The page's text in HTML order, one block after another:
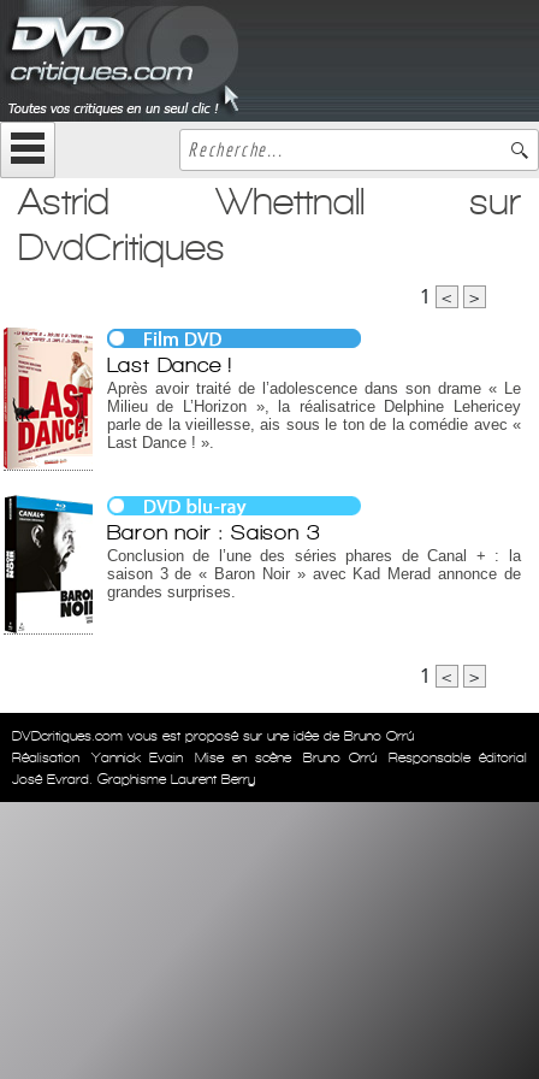
Astrid Whettnall sur
DvdCritiques
1 < >
Last Dance !
Après avoir traité de l’adolescence dans son drame « Le
Milieu de L’Horizon », la réalisatrice Delphine Lehericey
parle de la vieillesse, ais sous le ton de la comédie avec «
Last Dance ! ».
Baron noir : Saison 3
Conclusion de l’une des séries phares de Canal + : la
saison 3 de « Baron Noir » avec Kad Merad annonce de
grandes surprises.
1 < >
DVDcritiques.com vous est proposé sur une idée de Bruno Orrú
Réalisation
Yannick Evain Mise en scène Bruno Orrú
Responsable éditorial
José Evrard. Graphisme Laurent Berry